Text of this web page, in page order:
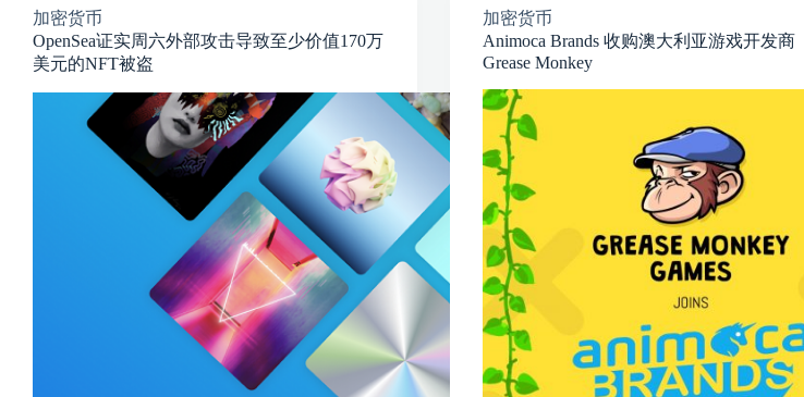
加密货币
OpenSea证实周六外部攻击导致至少价值170万
美元的NFT被盗
加密货币
Animoca Brands 收购澳大利亚游戏开发商
Grease Monkey